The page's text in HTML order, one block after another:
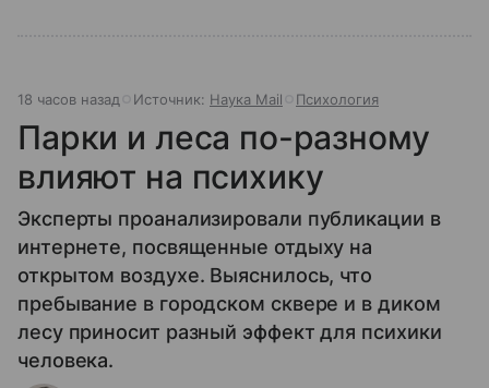
18 часов назад Источник: Наука Mail Психология
Парки и леса по-разному
влияют на психику
Эксперты проанализировали публикации в
интернете, посвященные отдыху на
открытом воздухе. Выяснилось, что
пребывание в городском сквере и в диком
лесу приносит разный эффект для психики
человека.